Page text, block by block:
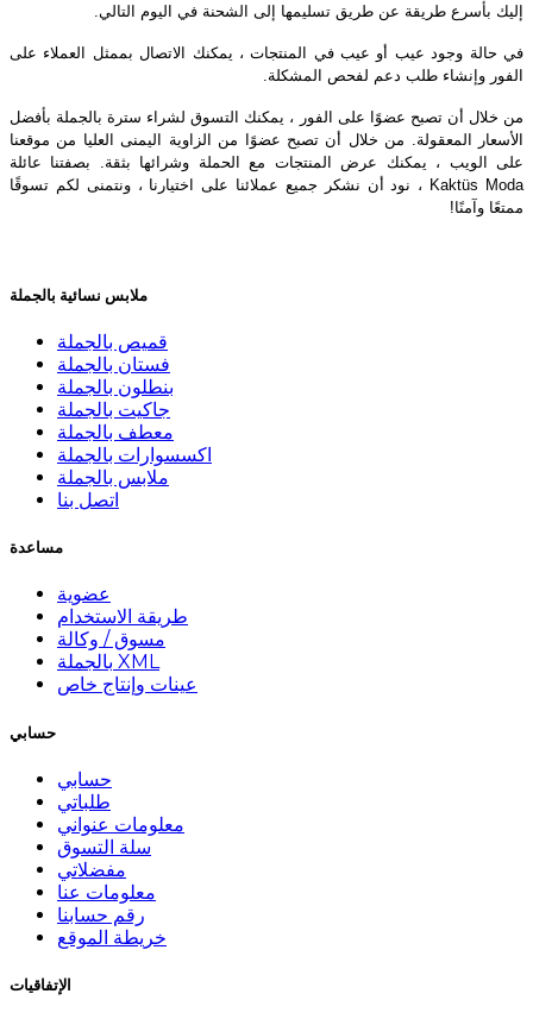
إليك بأسرع طريقة عن طريق تسليمها إلى الشحنة في اليوم التالي.
في حالة وجود عيب أو عيب في المنتجات ، يمكنك الاتصال بممثل العملاء على
الفور وإنشاء طلب دعم لفحص المشكلة.
من خلال أن تصبح عضوًا على الفور ، يمكنك التسوق لشراء سترة بالجملة بأفضل
الأسعار المعقولة. من خلال أن تصبح عضوًا من الزاوية اليمنى العليا من موقعنا
على الويب ، يمكنك عرض المنتجات مع الحملة وشرائها بثقة. بصفتنا عائلة
Kaktüs Moda ، نود أن نشكر جميع عملائنا على اختيارنا ، ونتمنى لكم تسوقًا
ممتعًا وآمنًا!
ملابس نسائية بالجملة
قميص بالجملة
فستان بالجملة
بنطلون بالجملة
جاكيت بالجملة
معطف بالجملة
اكسسوارات بالجملة
ملابس بالجملة
اتصل بنا
مساعدة
عضوية
طريقة الاستخدام
مسوق / وكالة
بالجملة XML
عينات وإنتاج خاص
حسابي
حسابي
طلباتي
معلومات عنواني
سلة التسوق
مفضلاتي
معلومات عنا
رقم حسابنا
خريطة الموقع
الإتفاقيات